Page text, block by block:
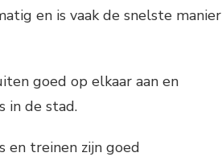
en is vaak de snelste manier
goed op elkaar aan en
in de stad.
en treinen zijn goed